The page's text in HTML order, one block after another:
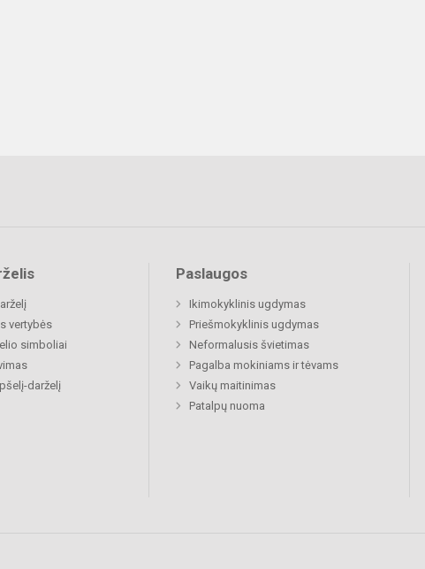
vertybės
simboliai
darželį
Paslaugos
Ikimokyklinis ugdymas
Priešmokyklinis ugdymas
Neformalusis švietimas
Pagalba mokiniams ir tėvams
Vaikų maitinimas
Patalpų nuoma